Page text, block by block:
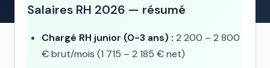
Salaires RH 2026 — résumé
Chargé RH junior (0-3 ans) : 2 200 – 2 800
€ brut/mois (1 715 – 2 185 € net)